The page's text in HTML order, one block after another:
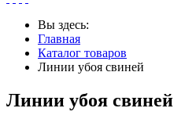
Вы здесь:
Главная
Каталог товаров
Линии убоя свиней
Линии убоя свиней